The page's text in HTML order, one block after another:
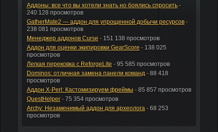
Аддоны: все что вы хотели знать но боялись спросить-
240 128 просмотров
GatherMate2 — аддон для упрощенной добычи ресурсов-
238 081 просмотров
Менеджер аддонов Curse - 151 138 просмотров
Аддон для оценки экипировки GearScore - 138 025
просмотров
Легкая перековка с ReforgeLite - 95 585 просмотров
Dominos: отличная замена панели команд - 88 418
просмотров
Аддон X-Perl: Кастомизируем фреймы - 85 857 просмотров
QuestHelper- 75 354 просмотров
Archy: Незаменимый аддон для археолога - 68 253
просмотров